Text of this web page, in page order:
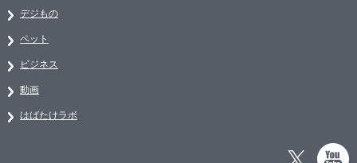
デジもの
ペット
ビジネス
動画
はばたけラボ